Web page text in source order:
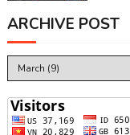
ARCHIVE POST